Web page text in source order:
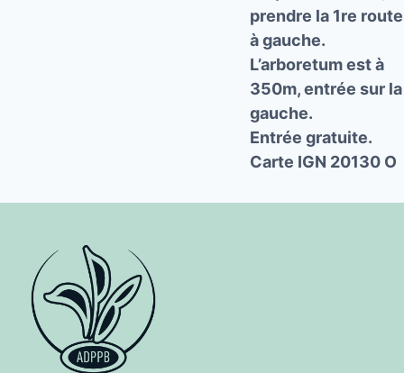
prendre la 1re route
à gauche.
L’arboretum est à
350m, entrée sur la
gauche.
Entrée gratuite.
Carte IGN 20130 O